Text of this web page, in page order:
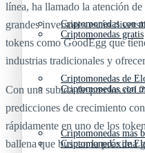
Criptomonedas con
Criptomonedas de
Criptomonedas más
Criptomonedas gratis
Criptomonedas con
Criptomonedas de
línea, ha llamado la atención
grandes inversores están
tokens como GoodEgg que
industrias tradicionales y
Con una subida de precios del
predicciones de crecimiento
rápidamente en uno de los
ballena que buscan la próxima